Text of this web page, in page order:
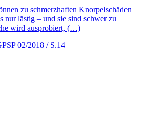
zu schmerzhaften Knorpelschäden
nur lästig – und sie sind schwer zu
wird ausprobiert, (…)
02/2018 / S.14